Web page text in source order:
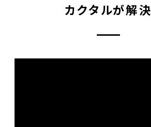
カクタルが解決